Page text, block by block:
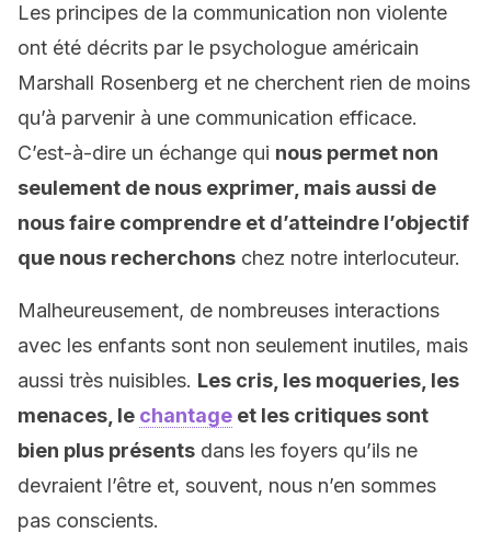
Les principes de la communication non violente
ont été décrits par le psychologue américain
Marshall Rosenberg et ne cherchent rien de moins
qu’à parvenir à une communication efficace.
C’est-à-dire un échange qui nous permet non
seulement de nous exprimer, mais aussi de
nous faire comprendre et d’atteindre l’objectif
que nous recherchons chez notre interlocuteur.
Malheureusement, de nombreuses interactions
avec les enfants sont non seulement inutiles, mais
aussi très nuisibles. Les cris, les moqueries, les
menaces, le chantage et les critiques sont
bien plus présents dans les foyers qu’ils ne
devraient l’être et, souvent, nous n’en sommes
pas conscients.